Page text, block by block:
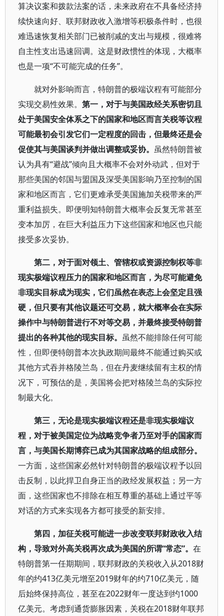
算决议案和拨款法案的话，未来政府在不具备经济持
续快速向好、联邦财政收入激增等积极条件时，也很
难迅速恢复相关部门已被削减的支出与规模，很难将
自主性支出迅速回调。这是财政惯性的体现，大概率
也是一项“不可能完成的任务”。
就对外影响而言，特朗普的极端议程有可能部分
实现交易性效果。 第一，对于与美国政经关系密切且
处于美国安全体系之下的国家和地区而言关税等议程
可能最初会引发它们一定程度的回击，但最终还是会
促使其与美国谈判并做出调整或妥协。 虽然特朗普被
认为具有“避战”倾向且大概率不会对外动武，但对于
那些美国的邻国与盟国及深受美国影响乃至控制的国
家和地区而言，它们更难承受美国施加关税带来的严
重利益损失。即便明知特朗普大概率会反复无常甚至
变本加厉，在巨大利益压力下这些国家和地区也只能
接受多次妥协。
第二，对于面对领土、管辖权或资源控制权等非
现实极端议程压力的国家和地区而言，为尽可能避免
非现实目标成为现实，它们虽然在表态上会坚定且强
硬，但只要有其他议题还可交易，就大概率会在实际
操作中与特朗普进行不对等交易，并最终接受特朗普
提出的各种其他的现实目标。 虽然不能排除任何可能
性，但即便特朗普本次执政期间最终不能通过购买或
其他方式吞并格陵兰岛，但在丹麦继续留有主权的情
况下，可预估的是，美国将会把对格陵兰岛的实际控
制最大化。
第三，无论是现实极端议程还是非现实极端议
程，对于被美国定位为战略竞争者乃至对手的国家而
言，与美国长期博弈已成为其国家战略的组成部分。
一方面，这些国家必然针对特朗普的极端议程予以回
击反制，以此捍卫自身正当的政经发展权益；另一方
面，这些国家也不排除在相互尊重的基础上通过平等
对话的方式来实现各方都可接受的新安排。
第四，加征关税可能进一步改变联邦财政收入结
构，导致对外高关税再次成为美国的所谓“常态”。 在
特朗普第一任期期间，联邦财政的关税收入从2018财
年的约413亿美元增至2019财年的约710亿美元，随
后始终保持高位，甚至在2022财年一度达到约1000
亿美元。考虑到通货膨胀因素，关税在2018财年联邦